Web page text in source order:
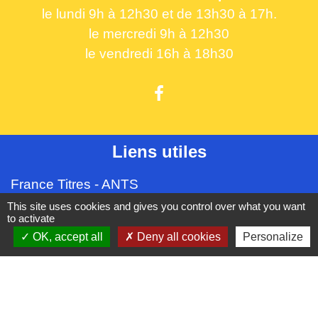
le lundi 9h à 12h30 et de 13h30 à 17h.
le mercredi 9h à 12h30
le vendredi 16h à 18h30
Liens utiles
France Titres - ANTS
Oise mobilité
France Identité
Service Public
This site uses cookies and gives you control over what you want
to activate
OK, accept all
Deny all cookies Personalize